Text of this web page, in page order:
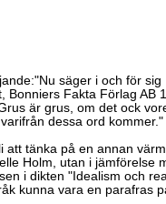
säger i och för
Bonniers Fakta Förlag AB
är grus, om det ock
dessa ord kommer."
att tänka på en annan
Holm, utan i jämförelse
i dikten "Idealism och
kunna vara en parafras